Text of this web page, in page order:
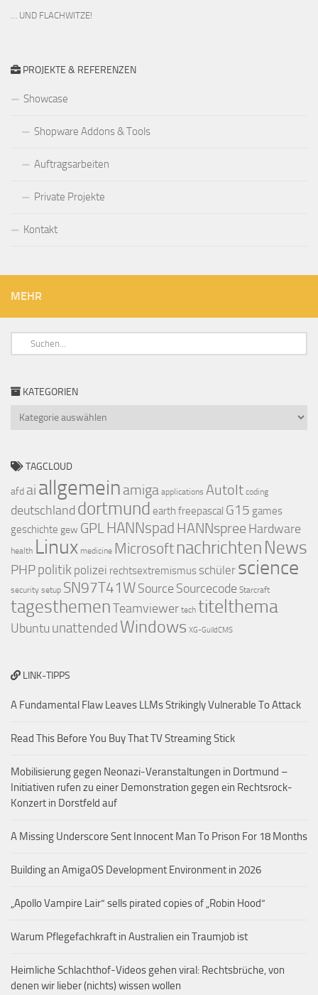
… UND FLACHWITZE!
PROJEKTE & REFERENZEN
Showcase
Shopware Addons & Tools
Auftragsarbeiten
Private Projekte
Kontakt
MEHR
KATEGORIEN
TAGCLOUD
afd ai allgemein amiga applications AutoIt coding
deutschland dortmund earth freepascal G15 games
geschichte gew GPL HANNspad HANNspree Hardware
health Linux medicine Microsoft nachrichten News
PHPpolitik polizei rechtsextremismus schüler science
security setup SN97T41WSource Sourcecode Starcraft
tagesthemenTeamviewer tech titelthema
Ubuntu unattended Windows XG-GuildCMS
LINK-TIPPS
A Fundamental Flaw Leaves LLMs Strikingly Vulnerable To Attack
Read This Before You Buy That TV Streaming Stick
Mobilisierung gegen Neonazi-Veranstaltungen in Dortmund –
Initiativen rufen zu einer Demonstration gegen ein Rechtsrock-
Konzert in Dorstfeld auf
A Missing Underscore Sent Innocent Man To Prison For 18 Months
Building an AmigaOS Development Environment in 2026
„Apollo Vampire Lair“ sells pirated copies of „Robin Hood“
Warum Pflegefachkraft in Australien ein Traumjob ist
Heimliche Schlachthof-Videos gehen viral: Rechtsbrüche, von
denen wir lieber (nichts) wissen wollen